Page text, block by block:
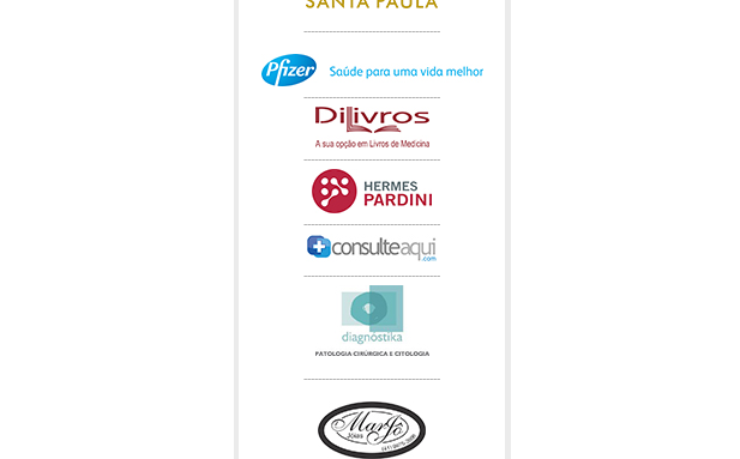
--------------------------------------
--------------------------------------
--------------------------------------
--------------------------------------
--------------------------------------
--------------------------------------